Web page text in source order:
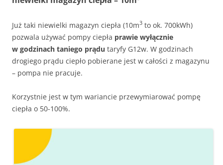
Już taki niewielki magazyn ciepła (10m3 to ok. 700kWh)
pozwala używać pompy ciepła prawie wyłącznie
w godzinach taniego prądu taryfy G12w. W godzinach
drogiego prądu ciepło pobierane jest w całości z magazynu
– pompa nie pracuje.
Korzystnie jest w tym wariancie przewymiarować pompę
ciepła o 50-100%.